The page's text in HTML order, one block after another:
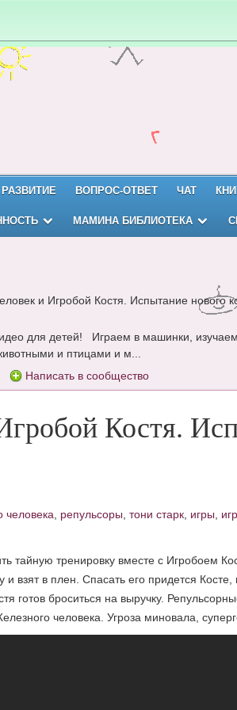
РАЗВИТИЕ ВОПРОС-ОТВЕТ ЧАТ
МАМИНА БИБЛИОТЕКА
и Игробой Костя. Испытание нового
для детей! Играем в машинки,
и птицами и м...
Написать в сообщество
Костя.
человека репульсоры тони старк игры
тайную тренировку вместе с Игробоем
взят в плен. Спасать его придется
готов броситься на выручку.
человека. Угроза миновала,